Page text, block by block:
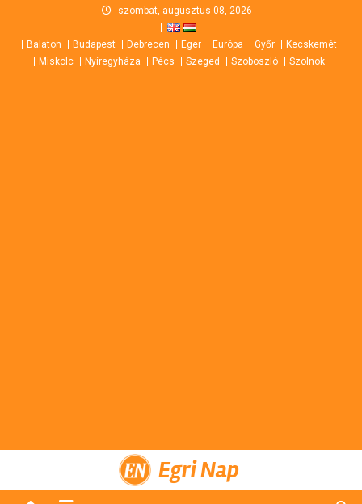
content
szombat, augusztus 08, 2026
Balaton Budapest Debrecen Eger Európa Győr
Kecskemét
Miskolc
Nyíregyháza Pécs Szeged Szoboszló Szolnok
Egri Nap